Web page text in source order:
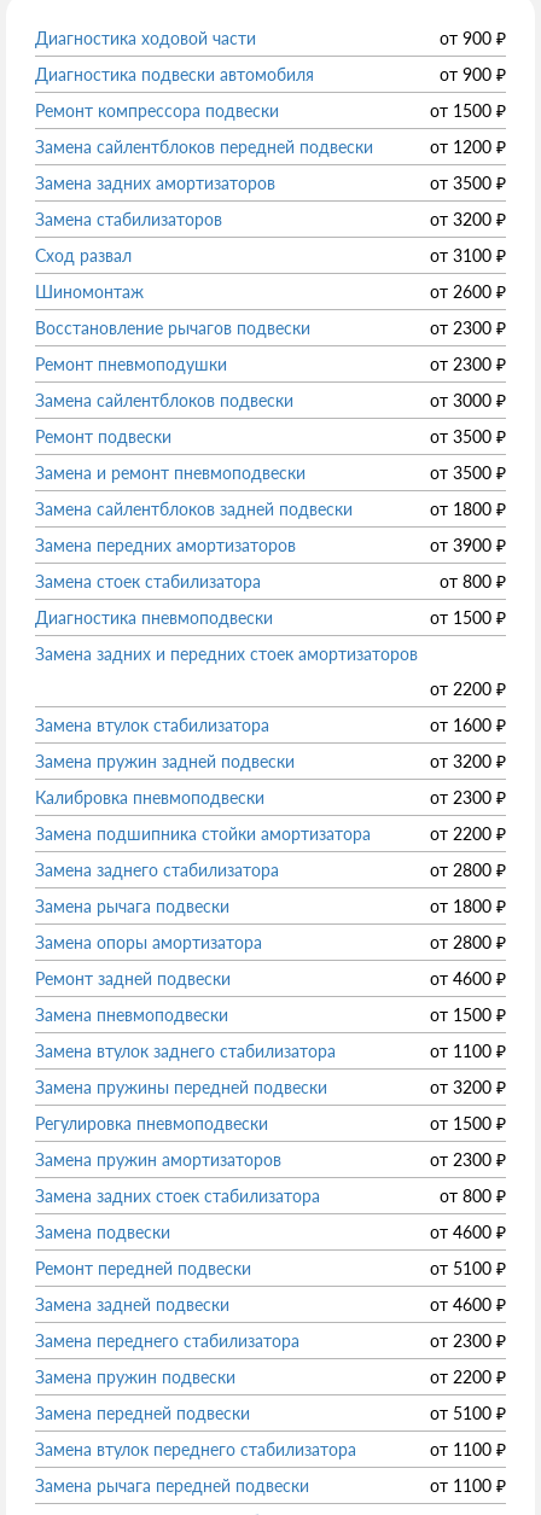
Диагностика ходовой части от 900 ₽
Диагностика подвески автомобиля
от 900 ₽
Ремонт компрессора подвески
от 1500 ₽
Замена сайлентблоков передней подвески
от 1200 ₽
Замена задних амортизаторов
от 3500 ₽
Замена стабилизаторов
от 3200 ₽
Сход развал
от 3100 ₽
Шиномонтаж
от 2600 ₽
Восстановление рычагов подвески
от 2300 ₽
Ремонт пневмоподушки
от 2300 ₽
Замена сайлентблоков подвески
от 3000 ₽
Ремонт подвески
от 3500 ₽
Замена и ремонт пневмоподвески
от 3500 ₽
Замена сайлентблоков задней подвески
от 1800 ₽
Замена передних амортизаторов
от 3900 ₽
Замена стоек стабилизатора
от 800 ₽
Диагностика пневмоподвески
от 1500 ₽
Замена задних и передних стоек амортизаторов
от 2200 ₽
Замена втулок стабилизатора
от 1600 ₽
Замена пружин задней подвески
от 3200 ₽
Калибровка пневмоподвески
от 2300 ₽
Замена подшипника стойки амортизатора
от 2200 ₽
Замена заднего стабилизатора
от 2800 ₽
Замена рычага подвески
от 1800 ₽
Замена опоры амортизатора
от 2800 ₽
Ремонт задней подвески
от 4600 ₽
Замена пневмоподвески
от 1500 ₽
Замена втулок заднего стабилизатора
от 1100 ₽
Замена пружины передней подвески
от 3200 ₽
Регулировка пневмоподвески
от 1500 ₽
Замена пружин амортизаторов
от 2300 ₽
Замена задних стоек стабилизатора
от 800 ₽
Замена подвески
от 4600 ₽
Ремонт передней подвески
от 5100 ₽
Замена задней подвески
от 4600 ₽
Замена переднего стабилизатора
от 2300 ₽
Замена пружин подвески
от 2200 ₽
Замена передней подвески
от 5100 ₽
Замена втулок переднего стабилизатора
от 1100 ₽
Замена рычага передней подвески
от 1100 ₽